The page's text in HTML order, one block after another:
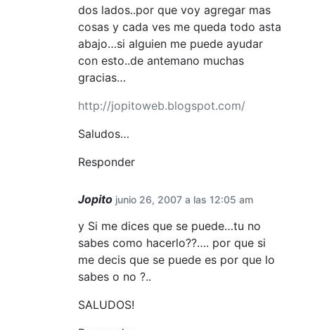
dos lados..por que voy agregar mas
cosas y cada ves me queda todo asta
abajo…si alguien me puede ayudar
con esto..de antemano muchas
gracias…
http://jopitoweb.blogspot.com/
Saludos…
Responder
Jopito junio 26, 2007 a las 12:05 am
y Si me dices que se puede…tu no
sabes como hacerlo??…. por que si
me decis que se puede es por que lo
sabes o no ?..
SALUDOS!